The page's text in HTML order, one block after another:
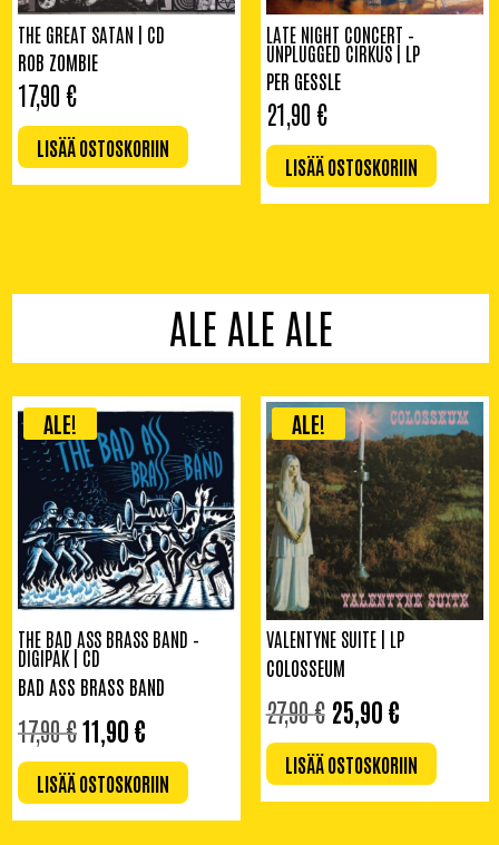
THE GREAT SATAN | CD
ROB ZOMBIE
17,90 €
LISÄÄ OSTOSKORIIN
LATE NIGHT CONCERT –
UNPLUGGED CIRKUS | LP
PER GESSLE
21,90 €
LISÄÄ OSTOSKORIIN
ALE ALE ALE
ALE!
THE BAD ASS BRASS BAND –
DIGIPAK | CD
BAD ASS BRASS BAND
17,90€ALKUPERÄINEN
HINTA
OLI:
17,90 €.
11,90 €
ON:
11,90 €.
LISÄÄ OSTOSKORIIN
ALE!
VALENTYNE SUITE | LP
COLOSSEUM
27,90€ ALKUPERÄINEN
HINTA
OLI:
27,90 €.
25,90 €NYKYINEN
HINTA
ON:
25,90 €.
LISÄÄ OSTOSKORIIN